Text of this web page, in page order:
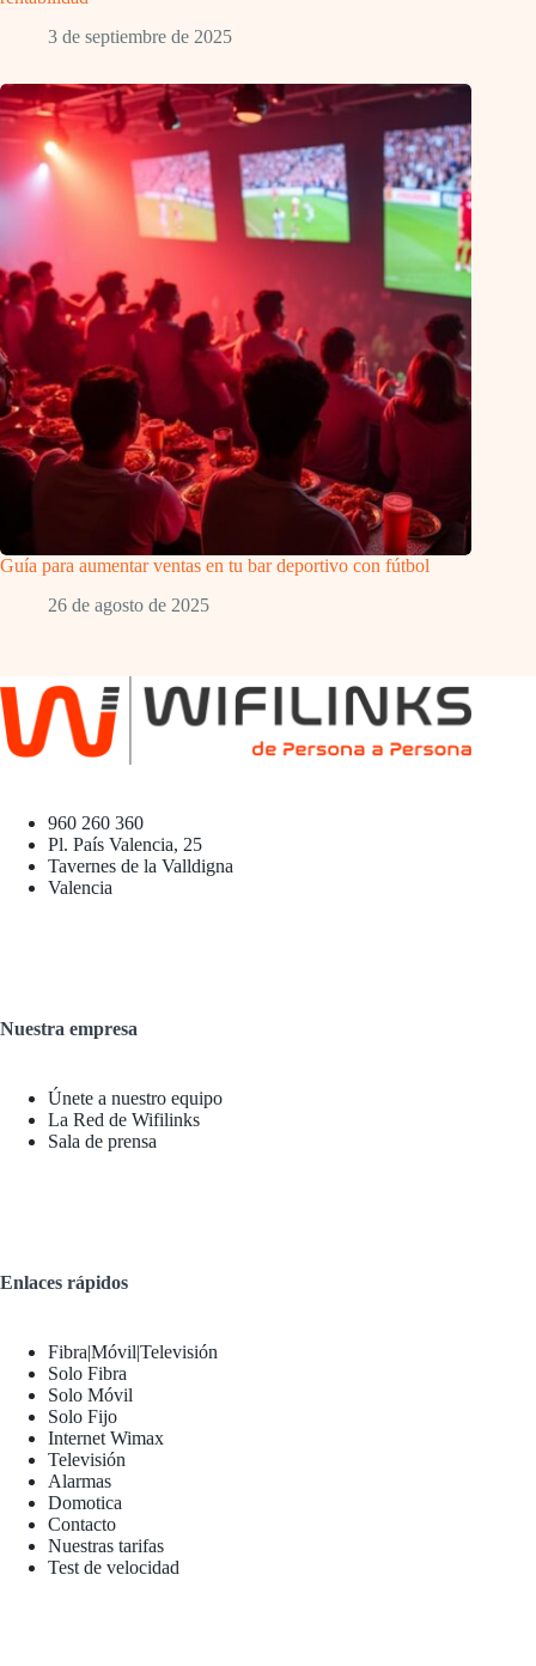
3 de septiembre de 2025
Guía para aumentar ventas en tu bar deportivo con fútbol
26 de agosto de 2025
960 260 360
Pl. País Valencia, 25
Tavernes de la Valldigna
Valencia
Nuestra empresa
Únete a nuestro equipo
La Red de Wifilinks
Sala de prensa
Enlaces rápidos
Fibra|Móvil|Televisión
Solo Fibra
Solo Móvil
Solo Fijo
Internet Wimax
Televisión
Alarmas
Domotica
Contacto
Nuestras tarifas
Test de velocidad